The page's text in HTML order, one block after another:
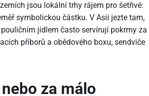
jsou lokální trhy rájem pro šetřivé:
symbolickou částku. V Asii jezte tam,
jídlem často servírují pokrmy za
příborů a obědového boxu, sendviče
za málo